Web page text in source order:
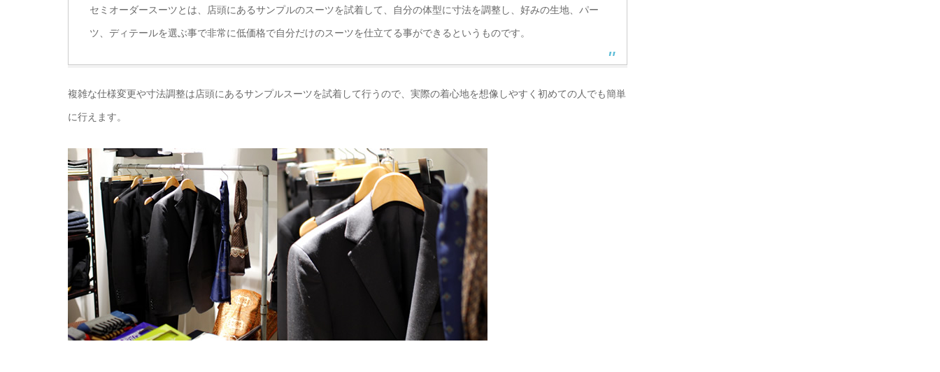
セミオーダースーツとは、店頭にあるサンプルのスーツを試着して、自分の体型に寸法を調整し、好みの生地、パー
ツ、ディテールを選ぶ事で非常に低価格で自分だけのスーツを仕立てる事ができるというものです。
複雑な仕様変更や寸法調整は店頭にあるサンプルスーツを試着して行うので、実際の着心地を想像しやすく初めての人でも簡単
に行えます。